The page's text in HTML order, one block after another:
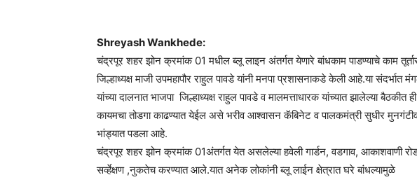
Shreyash Wankhede:
चंद्रपूर शहर झोन क्रमांक 01 मधील ब्लू लाइन अंतर्गत येणारे बांधकाम पाडण्याचे काम
जिल्हाध्यक्ष माजी उपमहापौर राहुल पावडे यांनी मनपा प्रशासनाकडे केली आहे.या संदर्भात
यांच्या दालनात भाजपा जिल्हाध्यक्ष राहुल पावडे व मालमत्ताधारक यांच्यात झालेल्या बैठकीत
कायमचा तोडगा काढण्यात येईल असे भरीव आश्वासन कॅबिनेट व पालकमंत्री सुधीर
भांड्यात पडला आहे.
चंद्रपूर शहर झोन क्रमांक 01अंतर्गत येत असलेल्या हवेली गार्डन, वडगाव, आकाशवाणी
सर्व्हेक्षण ,नुकतेच करण्यात आले.यात अनेक लोकांनी ब्लू लाईन क्षेत्रात घरे बांधल्यामुळे